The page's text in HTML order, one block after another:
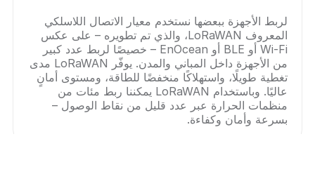
لربط الأجهزة ببعضها نستخدم معيار الاتصال اللاسلكي
المعروف LoRaWAN، والذي تم تطويره – على عكس
Wi‑Fi أو BLE أو EnOcean – خصيصًا لربط عدد كبير
من الأجهزة داخل المباني والمدن. يوفّر LoRaWAN مدى
تغطية طويلًا، واستهلاكًا منخفضًا للطاقة، ومستوى أمانٍ
عاليًا. وباستخدام LoRaWAN يمكننا ربط مئات من
منظمات الحرارة عبر عدد قليل من نقاط الوصول –
بسرعة وأمان وكفاءة.